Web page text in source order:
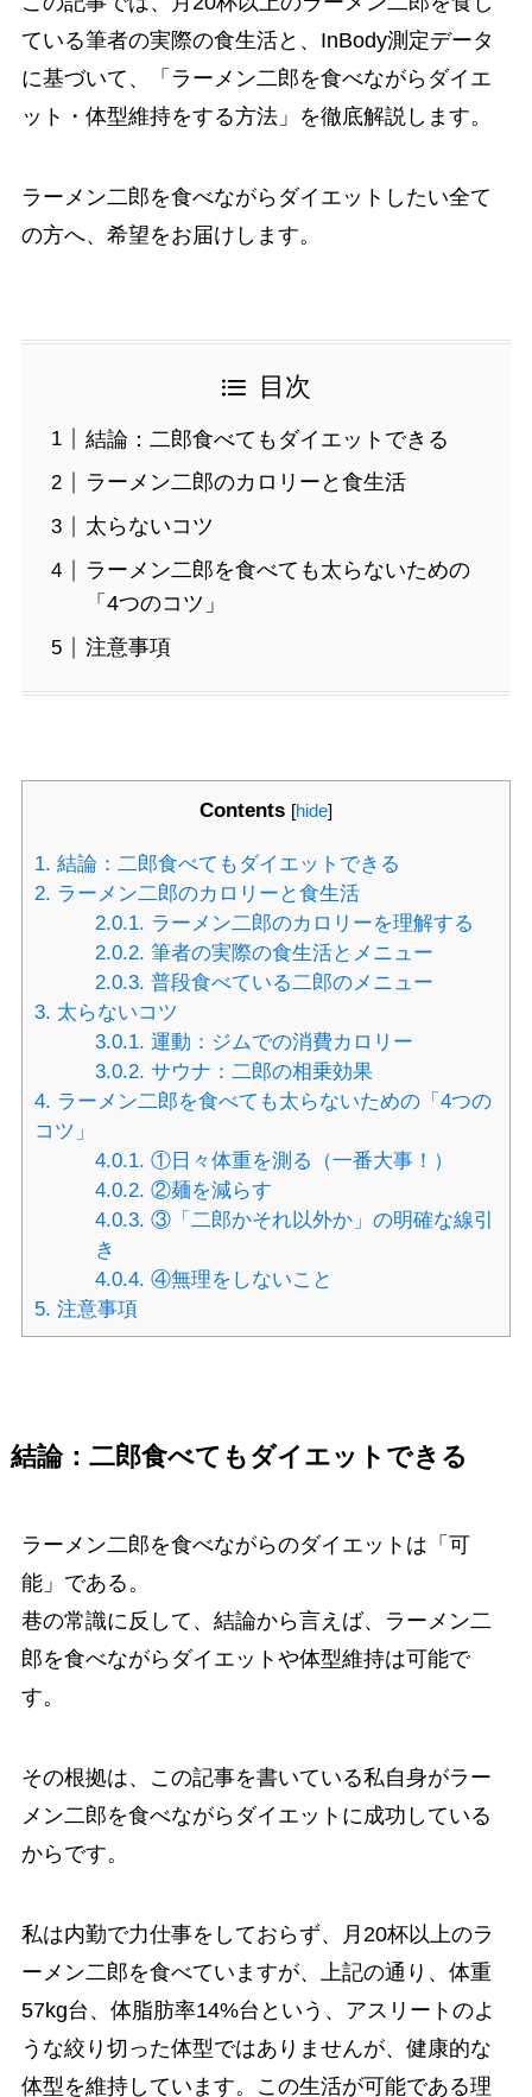
ている筆者の実際の食生活と、InBody測定データ
に基づいて、「ラーメン二郎を食べながらダイエ
ット・体型維持をする方法」を徹底解説します。
ラーメン二郎を食べながらダイエットしたい全て
の方へ、希望をお届けします。
目次
結論：二郎食べてもダイエットできる
ラーメン二郎のカロリーと食生活
太らないコツ
ラーメン二郎を食べても太らないための
「4つのコツ」
注意事項
Contents [hide]
1. 結論：二郎食べてもダイエットできる
2. ラーメン二郎のカロリーと食生活
2.0.1. ラーメン二郎のカロリーを理解する
2.0.2. 筆者の実際の食生活とメニュー
2.0.3. 普段食べている二郎のメニュー
3. 太らないコツ
3.0.1. 運動：ジムでの消費カロリー
3.0.2. サウナ：二郎の相乗効果
4. ラーメン二郎を食べても太らないための「4つの
コツ」
4.0.1. ①日々体重を測る（一番大事！）
4.0.2. ②麺を減らす
4.0.3. ③「二郎かそれ以外か」の明確な線引
き
4.0.4. ④無理をしないこと
5. 注意事項
結論：二郎食べてもダイエットできる
ラーメン二郎を食べながらのダイエットは「可
能」である。
巷の常識に反して、結論から言えば、ラーメン二
郎を食べながらダイエットや体型維持は可能で
す。
その根拠は、この記事を書いている私自身がラー
メン二郎を食べながらダイエットに成功している
からです。
私は内勤で力仕事をしておらず、月20杯以上のラ
ーメン二郎を食べていますが、上記の通り、体重
57kg台、体脂肪率14%台という、アスリートのよ
うな絞り切った体型ではありませんが、健康的な
体型を維持しています。この生活が可能である理